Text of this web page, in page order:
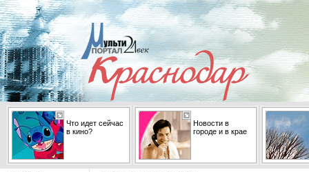
Что идет сейчас
в кино?
Новости в
городе и в крае